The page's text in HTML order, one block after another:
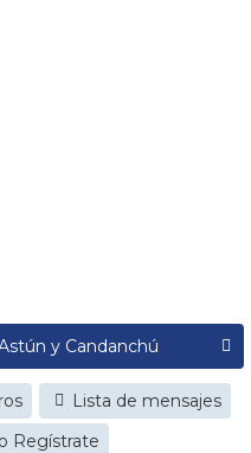
Lista de mensajes
Regístrate